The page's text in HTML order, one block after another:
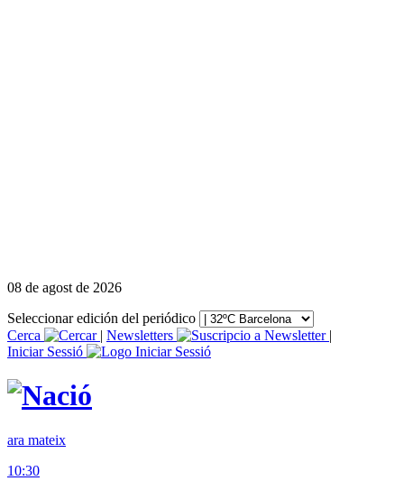
08 de agost de 2026
Seleccionar edición del periódico
Cerca
| Newsletters
|
Iniciar Sessió
ara mateix
10:30